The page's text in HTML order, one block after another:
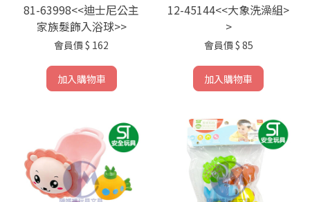
81-63998<<迪士尼公主
家族髮飾入浴球>>
會員價 $ 162
加入購物車
12-45144<<大象洗澡組>
>
會員價 $ 85
加入購物車